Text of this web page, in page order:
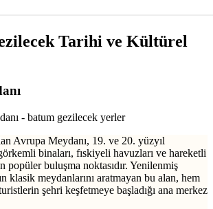
Tarihi ve Kültürel
Avrupa Meydanı, 19. ve 20. yüzyıl
binaları, fıskiyeli havuzları ve hareketli
popüler buluşma noktasıdır. Yenilenmiş
klasik meydanlarını aratmayan bu alan, hem
şehri keşfetmeye başladığı ana merkez